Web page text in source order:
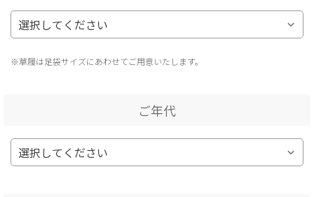
※草履は足袋サイズにあわせてご用意いたします。
ご年代